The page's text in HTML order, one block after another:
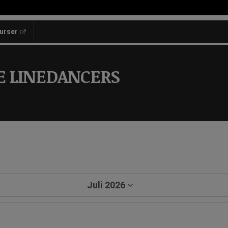
LINEDANCERS
Juli 2026